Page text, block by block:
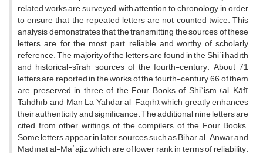
related works are surveyed, with attention to chronology, in order
to ensure that the repeated letters are not counted twice. This
analysis demonstrates that the transmitting the sources of these
letters are, for the most part, reliable and worthy of scholarly
reference. The majority of the letters are found in the Shiʿi ḥadīth
and historical-sīrah sources of the fourth-century. About 71
letters are reported in the works of the fourth-century, 66 of them
are preserved in three of the Four Books of Shiʿism (al-Kāfī,
Tahdhīb, and Man Lā Yaḥḍar al-Faqīh), which greatly enhances
their authenticity and significance. The additional nine letters are
cited from other writings of the compilers of the Four Books.
Some letters appear in later sources such as Biḥār al-Anwār and
Madīnat al-Maʿājiz, which are of lower rank in terms of reliability.